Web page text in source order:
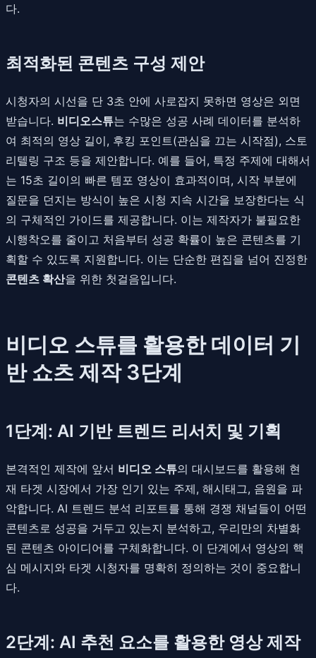
다.
최적화된 콘텐츠 구성 제안
시청자의 시선을 단 3초 안에 사로잡지 못하면 영상은 외면
받습니다. 비디오스튜는 수많은 성공 사례 데이터를 분석하
여 최적의 영상 길이, 후킹 포인트(관심을 끄는 시작점), 스토
리텔링 구조 등을 제안합니다. 예를 들어, 특정 주제에 대해서
는 15초 길이의 빠른 템포 영상이 효과적이며, 시작 부분에
질문을 던지는 방식이 높은 시청 지속 시간을 보장한다는 식
의 구체적인 가이드를 제공합니다. 이는 제작자가 불필요한
시행착오를 줄이고 처음부터 성공 확률이 높은 콘텐츠를 기
획할 수 있도록 지원합니다. 이는 단순한 편집을 넘어 진정한
콘텐츠 확산을 위한 첫걸음입니다.
비디오 스튜를 활용한 데이터 기
반 쇼츠 제작 3단계
1단계: AI 기반 트렌드 리서치 및 기획
본격적인 제작에 앞서 비디오 스튜의 대시보드를 활용해 현
재 타겟 시장에서 가장 인기 있는 주제, 해시태그, 음원을 파
악합니다. AI 트렌드 분석 리포트를 통해 경쟁 채널들이 어떤
콘텐츠로 성공을 거두고 있는지 분석하고, 우리만의 차별화
된 콘텐츠 아이디어를 구체화합니다. 이 단계에서 영상의 핵
심 메시지와 타겟 시청자를 명확히 정의하는 것이 중요합니
다.
2단계: AI 추천 요소를 활용한 영상 제작